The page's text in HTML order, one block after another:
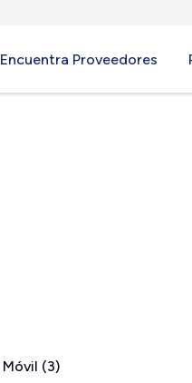
Encuentra Proveedores
Móvil (3)